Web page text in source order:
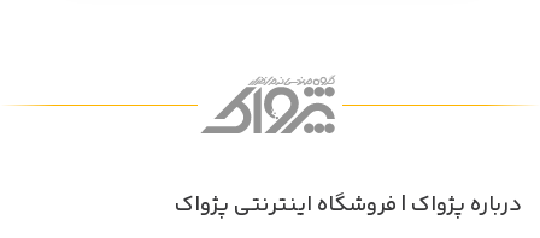
درباره پژواک | فروشگاه اینترنتی پژواک